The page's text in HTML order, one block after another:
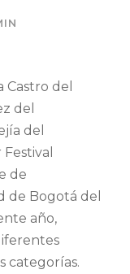
Castro del
del
del
de
de Bogotá del
año,
categorías.